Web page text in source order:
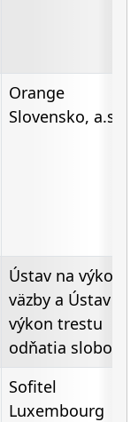
Orange
Slovensko, a.s.
Ústav na výkon
väzby a Ústav na
výkon trestu
odňatia slobody
Sofitel
Luxembourg